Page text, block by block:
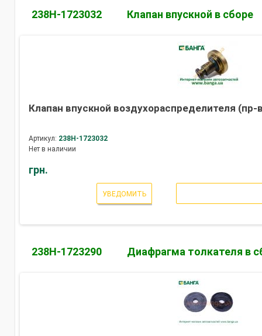
238Н-1723032 Клапан впускной в сборе
Клапан впускной воздухораспределителя
Артикул: 238Н-1723032
Нет в наличии
грн.
УВЕДОМИТЬ
238Н-1723290 Диафрагма толкателя в